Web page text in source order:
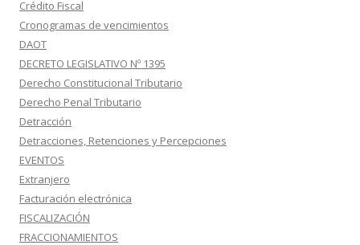
Crédito Fiscal
Cronogramas de vencimientos
DAOT
DECRETO LEGISLATIVO Nº 1395
Derecho Constitucional Tributario
Derecho Penal Tributario
Detracción
Detracciones, Retenciones y Percepciones
EVENTOS
Extranjero
Facturación electrónica
FISCALIZACIÓN
FRACCIONAMIENTOS